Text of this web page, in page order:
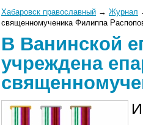
Хабаровск православный → Журнал
священномученика Филиппа
В Ванинской
учреждена